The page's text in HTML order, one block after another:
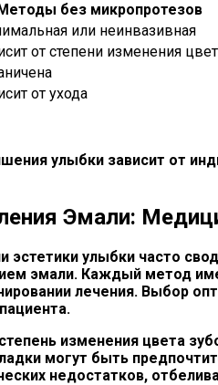
без микропротезов
или неинвазивная
от степени изменения
от ухода
улыбки зависит от
Эмали:
эстетики улыбки часто
эмали. Каждый метод
лечения. Выбор
изменения цвета
могут быть
недостатков,